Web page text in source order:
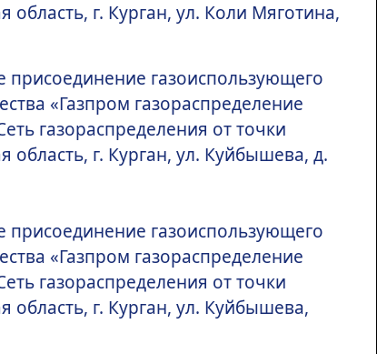
г. Курган, ул. Коли Мяготина,
присоединение газоиспользующего
«Газпром газораспределение
газораспределения от точки
область, г. Курган, ул. Куйбышева, д.
присоединение газоиспользующего
«Газпром газораспределение
газораспределения от точки
область, г. Курган, ул. Куйбышева,